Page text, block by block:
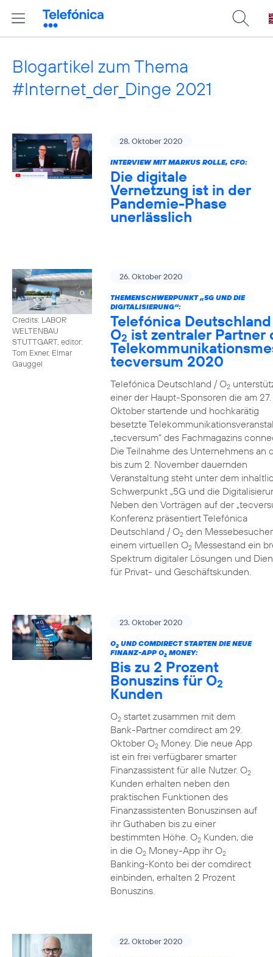
Blogartikel zum Thema
#Internet_der_Dinge 2021
28. Oktober 2020
INTERVIEW MIT MARKUS ROLLE, CFO:
Die digitale
Vernetzung ist in der
Pandemie-Phase
unerlässlich
Credits: LABOR
WELTENBAU
STUTTGART, editor:
Tom Exner, Elmar
Gauggel
26. Oktober 2020
THEMENSCHWERPUNKT „5G UND DIE
DIGITALISIERUNG“:
Telefónica
O2 ist zentraler Partner
tecversum 2020
Telefónica Deutschland / O2
einer der Haupt-Sponsoren die am 27.
Oktober startende und hochkarätig
besetzte
„tecversum“ des Fachmagazins
Die Teilnahme des Unternehmens an
bis zum 2. November dauernden
Veranstaltung steht unter dem
Schwerpunkt „5G und die
Neben den Vorträgen auf der
Konferenz präsentiert Telefónica
Deutschland / O2den
einem virtuellen O2Messestand ein
Spektrum digitaler Lösungen und
für Privat- und Geschäftskunden.
23. Oktober 2020
O2UND COMDIRECT STARTEN DIE NEUE
FINANZ-APP O2MONEY:
Bis zu 2 Prozent
Bonuszins für O2
Kunden
O2startet zusammen mit dem
Bank-Partner comdirect am 29.
Oktober O2Money. Die neue App
ist ein frei verfügbarer smarter
Finanzassistent für alle Nutzer. O2
Kunden erhalten neben den
praktischen Funktionen des
Finanzassistenten Bonuszinsen auf
ihr Guthaben bis zu einer
bestimmten Höhe. O2Kunden, die
in die O2Money-App ihr O2
Banking-Konto bei der comdirect
einbinden, erhalten 2 Prozent
Bonuszins.
22. Oktober 2020